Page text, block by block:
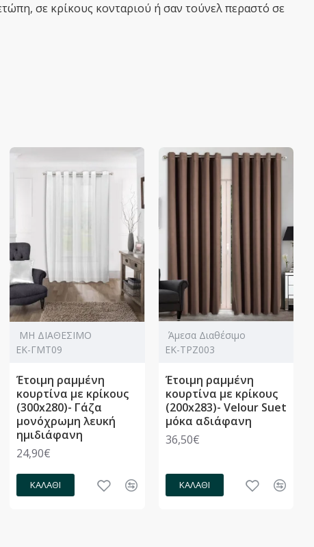
σε κρίκους κονταριού ή σαν τούνελ περαστό σε
ΜΗ ΔΙΑΘΕΣΙΜΟ
ΕΚ-ΓΜΤ09
Έτοιμη ραμμένη
κουρτίνα με κρίκους
(300x280)- Γάζα
μονόχρωμη λευκή
ημιδιάφανη
24,90€
ΚΑΛΆΘΙ
Άμεσα Διαθέσιμο
ΕΚ-ΤΡΖ003
Έτοιμη ραμμένη
κουρτίνα με κρίκους
(200x283)- Velour Suet
μόκα αδιάφανη
36,50€
ΚΑΛΆΘΙ